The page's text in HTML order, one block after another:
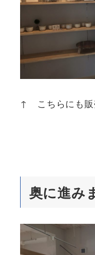
↑ こちらにも販
奥に進み